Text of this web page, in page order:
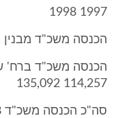
1997 1998
הכנסה משכ"ד מבנין ברח'
הכנסה משכ"ד ברח'
114,257 135,092
סה"כ הכנסה משכ"ד 174,658 245,289